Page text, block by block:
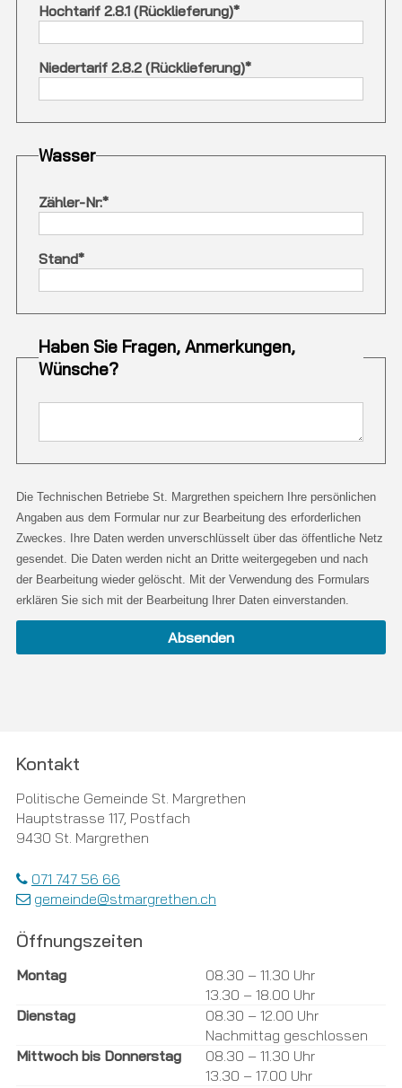
Hochtarif 2.8.1 (Rücklieferung)*
Niedertarif 2.8.2 (Rücklieferung)*
Wasser
Zähler-Nr:*
Stand*
Haben Sie Fragen, Anmerkungen,
Wünsche?
Die Technischen Betriebe St. Margrethen speichern Ihre persönlichen
Angaben aus dem Formular nur zur Bearbeitung des erforderlichen
Zweckes. Ihre Daten werden unverschlüsselt über das öffentliche Netz
gesendet. Die Daten werden nicht an Dritte weitergegeben und nach
der Bearbeitung wieder gelöscht. Mit der Verwendung des Formulars
erklären Sie sich mit der Bearbeitung Ihrer Daten einverstanden.
Absenden
Footer
Kontakt
Politische Gemeinde St. Margrethen
Hauptstrasse 117, Postfach
9430 St. Margrethen
071 747 56 66
gemeinde@stmargrethen.ch
Öffnungszeiten
TagÖffnungszeiten VormittagÖffnungszeiten Nachmittag
Montag
08.30 – 11.30 Uhr
13.30 – 18.00 Uhr
Dienstag
08.30 – 12.00 Uhr
Nachmittag geschlossen
Mittwoch bis Donnerstag
08.30 – 11.30 Uhr
13.30 – 17.00 Uhr